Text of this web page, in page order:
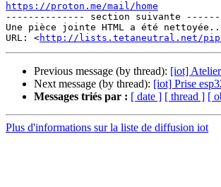
https://proton.me/mail/home
-------------- section suivante
Une pièce jointe HTML a été
URL: <http://lists.tetaneutral.net/
Previous message (by thread): [iot]
Next message (by thread): [iot] Prise
Messages triés par : [ date ] [ thread ] [
Plus d'informations sur la liste de diffusion iot